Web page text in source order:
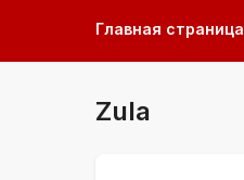
Главная страница
Zula